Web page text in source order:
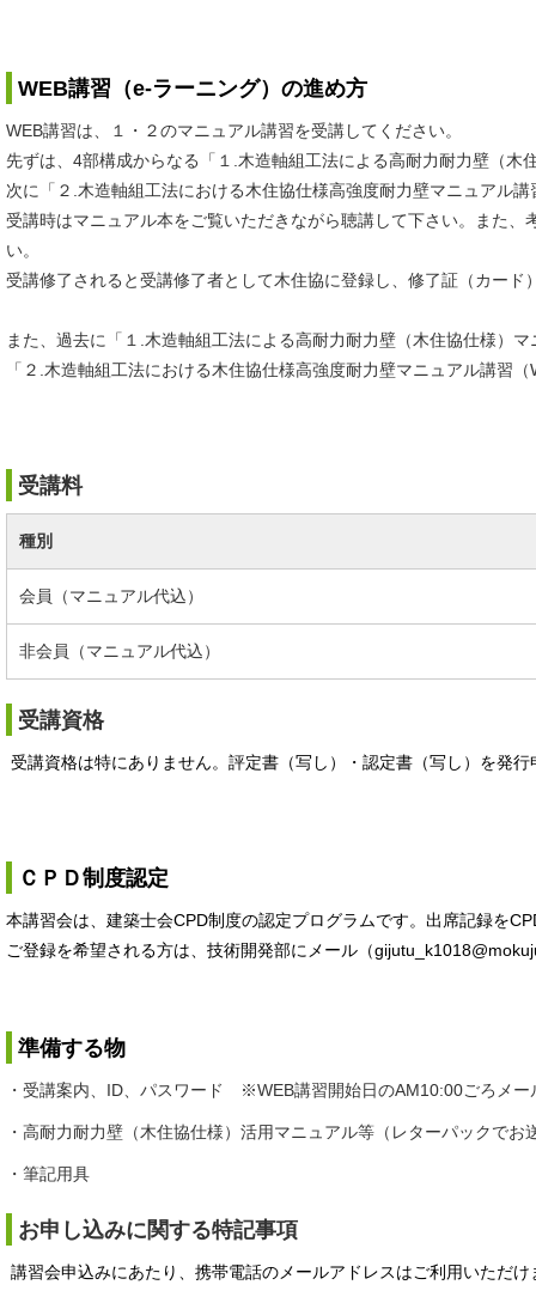
WEB講習（e-ラーニング）の進め方
WEB講習は、１・２のマニュアル講習を受講してください。
先ずは、4部構成からなる「１.木造軸組工法による高耐力耐力壁（
次に「２.木造軸組工法における木住協仕様高強度耐力壁マニュアル
受講時はマニュアル本をご覧いただきながら聴講して下さい。また
い。
受講修了されると受講修了者として木住協に登録し、修了証（カード
また、過去に「１.木造軸組工法による高耐力耐力壁（木住協仕様）
「２.木造軸組工法における木住協仕様高強度耐力壁マニュアル講習
受講料
種別
会員（マニュアル代込）
非会員（マニュアル代込）
受講資格
受講資格は特にありません。評定書（写し）・認定書（写し）を発
ＣＰＤ制度認定
本講習会は、建築士会CPD制度の認定プログラムです。出席記録を
ご登録を希望される方は、技術開発部にメール（
準備する物
・受講案内、ID、パスワード ※WEB講習開始日のAM10:00ごろメー
・高耐力耐力壁（木住協仕様）活用マニュアル等（レターパックでお
・筆記用具
お申し込みに関する特記事項
講習会申込みにあたり、携帯電話のメールアドレスはご利用いただけ